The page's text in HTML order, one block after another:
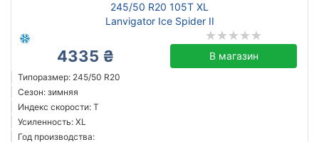
245/50 R20 105T XL
Lanvigator Ice Spider II
4335 ₴ В магазин
Типоразмер: 245/50 R20
Сезон: зимняя
Индекс скорости: T
Усиленность: XL
Год производства: